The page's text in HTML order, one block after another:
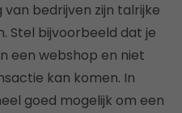
bedrijven zijn talrijke
Stel bijvoorbeeld dat je
een webshop en niet
kan komen. In
goed mogelijk om een